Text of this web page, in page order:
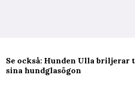
Se också: Hunden Ulla briljerar
sina hundglasögon